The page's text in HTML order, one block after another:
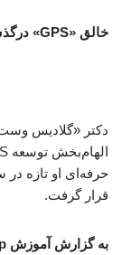
خالق «GPS» درگذشت
قرار گرفت.
به گزارش آموزش php، به نقل از ایسنا،